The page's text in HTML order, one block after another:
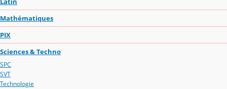
Mathématiques
PIX
Sciences & Techno
SPC
SVT
Technologie